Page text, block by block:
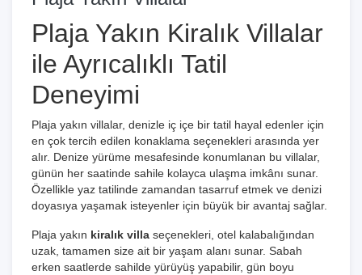
Plaja Yakın Kiralık Villalar
ile Ayrıcalıklı Tatil
Deneyimi
Plaja yakın villalar, denizle iç içe bir tatil hayal edenler için
en çok tercih edilen konaklama seçenekleri arasında yer
alır. Denize yürüme mesafesinde konumlanan bu villalar,
günün her saatinde sahile kolayca ulaşma imkânı sunar.
Özellikle yaz tatilinde zamandan tasarruf etmek ve denizi
doyasıya yaşamak isteyenler için büyük bir avantaj sağlar.
Plaja yakın kiralık villa seçenekleri, otel kalabalığından
uzak, tamamen size ait bir yaşam alanı sunar. Sabah
erken saatlerde sahilde yürüyüş yapabilir, gün boyu